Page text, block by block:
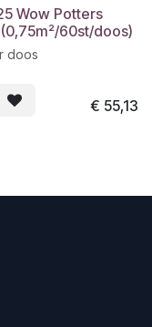
Wow Potters
60st/doos)
doos
€ 55,13